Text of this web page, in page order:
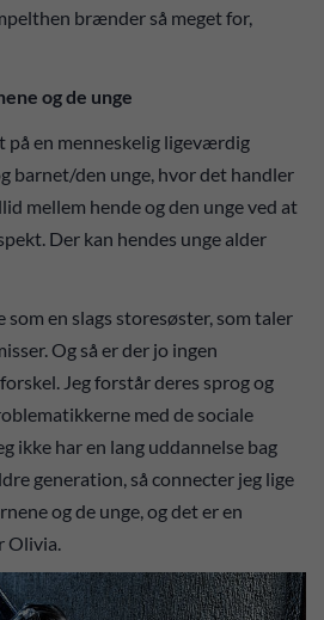
brænder så meget for,
og de unge
på en menneskelig ligeværdig
barnet/den unge, hvor det handler
mellem hende og den unge ved at
Der kan hendes unge alder
som en slags storesøster, som taler
Og så er der jo ingen
Jeg forstår deres sprog og
med de sociale
ikke har en lang uddannelse bag
generation, så connecter jeg lige
og de unge, og det er en